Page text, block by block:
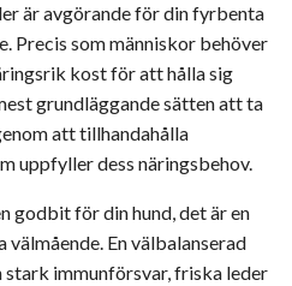
är avgörande för din fyrbenta
Precis som människor behöver
kost för att hålla sig
grundläggande sätten att ta
att tillhandahålla
uppfyller dess näringsbehov.
godbit för din hund, det är en
En välbalanserad
immunförsvar, friska leder